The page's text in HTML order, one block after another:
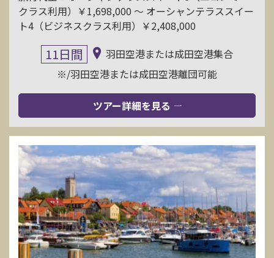
クラス利用）￥1,698,000 〜 オーシャンテラススイー
ト4（ビジネスクラス利用）￥2,408,000
11日間
羽田空港または成田空港集合
※/羽田空港または成田空港離団可能
ツアー詳細を見る